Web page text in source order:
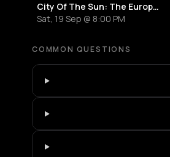
City Of The Sun: The European Return Tour 2026
Sat, 19 Sep @ 8:00 PM
COMMON QUESTIONS